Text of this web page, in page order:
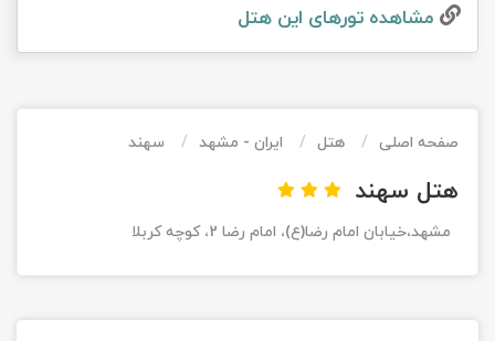
مشاهده تور‌های این هتل
صفحه اصلی هتل ایران - مشهد سهند
هتل سهند
مشهد،خيابان امام رضا(ع)، امام رضا 2، کوچه کربلا
تور کویر کاراکال
تور کویر مصر
تور کیش از ساری
اقساطی
تور کیش از بندرعباس
اقساطی
تور قزاقستان اقساطی
تور زیارتی اقساطی